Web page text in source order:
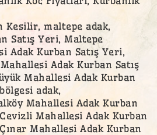
Kesilir, maltepe adak,
Satış Yeri, Maltepe
Adak Kurban Satış Yeri,
Adak Kurban Satış
Mahallesi Adak Kurban
adak,
Mahallesi Adak Kurban
Mahallesi Adak Kurban
Mahallesi Adak Kurban